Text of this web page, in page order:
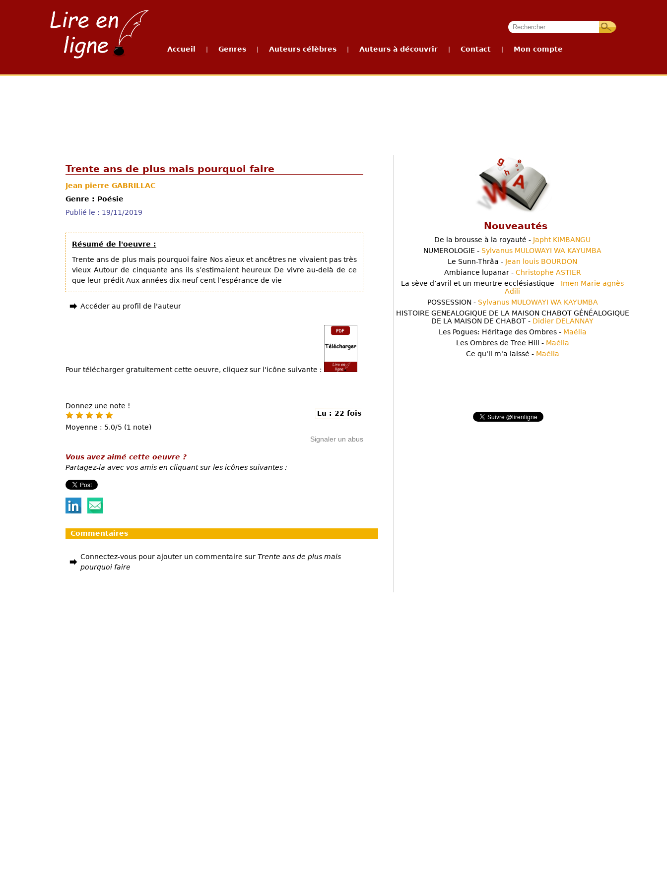
Accueil Genres Auteurs célèbres Auteurs à découvrir Contact Mon compte
Trente ans de plus mais pourquoi faire
Jean pierre GABRILLAC
Genre : Poésie
Publié le : 19/11/2019
Résumé de l'oeuvre :
Trente ans de plus mais pourquoi faire Nos aïeux et ancêtres ne vivaient pas très
vieux Autour de cinquante ans ils s’estimaient heureux De vivre au-delà de ce
que leur prédit Aux années dix-neuf cent l’espérance de vie
Accéder au profil de l'auteur
Pour télécharger gratuitement cette oeuvre, cliquez sur l'icône suivante :
Donnez une note !
Moyenne : 5.0/5 (1 note)
Lu : 22 fois
Signaler un abus
Vous avez aimé cette oeuvre ?
Partagez-la avec vos amis en cliquant sur les icônes suivantes :
Commentaires
Connectez-vous pour ajouter un commentaire sur Trente ans de plus mais
pourquoi faire
Nouveautés
De la brousse à la royauté - Japht KIMBANGU
NUMEROLOGIE - Sylvanus MULOWAYI WA KAYUMBA
Le Sunn-Thrâa - Jean louis BOURDON
Ambiance lupanar - Christophe ASTIER
La sève d’avril et un meurtre ecclésiastique - Imen Marie agnès
Adili
POSSESSION - Sylvanus MULOWAYI WA KAYUMBA
HISTOIRE GENEALOGIQUE DE LA MAISON CHABOT GÉNÉALOGIQUE
DE LA MAISON DE CHABOT - Didier DELANNAY
Les Pogues: Héritage des Ombres - Maélia
Les Ombres de Tree Hill - Maélia
Ce qu'il m'a laissé - Maélia